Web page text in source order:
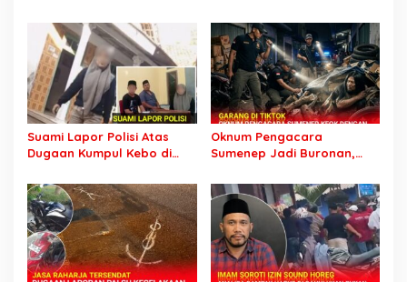
Tuanya Juga Dipanggil
Polisi
Tersangka Padahal
Setahun di Polres Pasuruan
Suami Lapor Polisi Atas
Dugaan Kumpul Kebo di
Keluarga Minta Segera
Ditangkap
Oknum Pengacara
Sumenep Jadi Buronan,
Ternyata Keok Dengan
Laporan Seorang Sopir